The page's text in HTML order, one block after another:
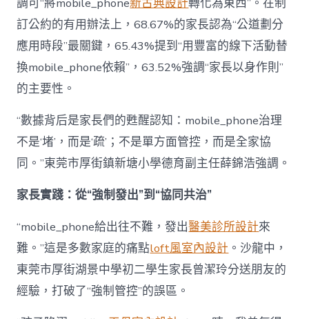
調可“將mobile_phone新古典設計轉化為東西”。在制
訂公約的有用辦法上，68.67%的家長認為“公道劃分
應用時段”最關鍵，65.43%提到“用豐富的線下活動替
換mobile_phone依賴”，63.52%強調“家長以身作則”
的主要性。
“數據背后是家長們的甦醒認知：mobile_phone治理
不是‘堵’，而是‘疏’；不是單方面管控，而是全家協
同。”東莞市厚街鎮新塘小學德育副主任薛錦浩強調。
家長實踐：從“強制發出”到“協同共治”
“mobile_phone給出往不難，發出醫美診所設計來
難。”這是多數家庭的痛點loft風室內設計 。沙龍中，
東莞市厚街湖景中學初二學生家長曾潔玲分送朋友的
經驗，打破了“強制管控”的誤區。